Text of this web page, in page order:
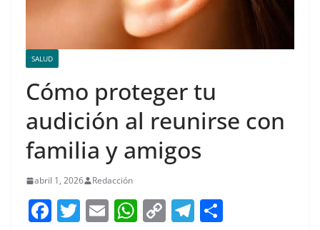
SALUD
Cómo proteger tu
audición al reunirse con
familia y amigos
abril 1, 2026 Redacción
F T E W C T